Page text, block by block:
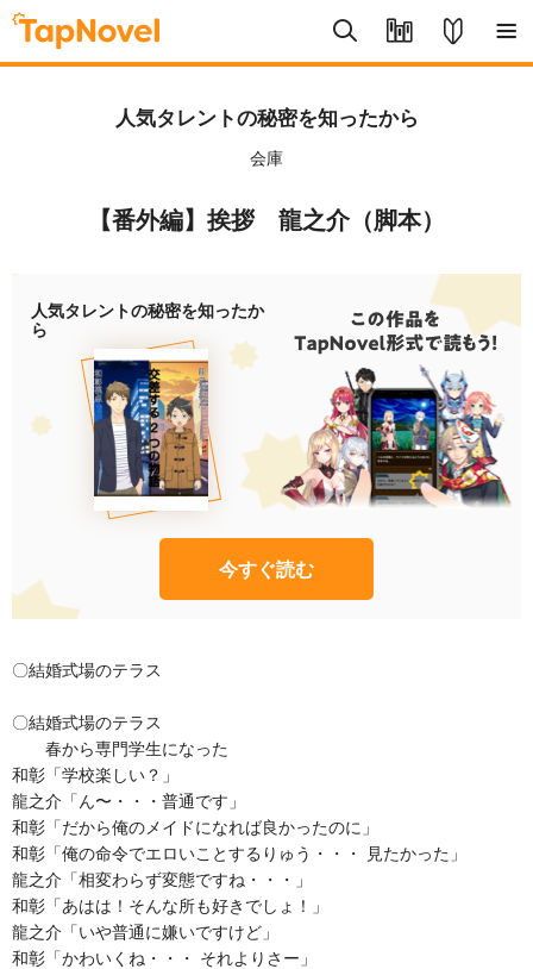
人気タレントの秘密を知ったから
会庫
【番外編】挨拶 龍之介（脚本）
人気タレントの秘密を知ったか
ら
今すぐ読む
〇結婚式場のテラス
〇結婚式場のテラス
春から専門学生になった
和彰「学校楽しい？」
龍之介「ん〜・・・普通です」
和彰「だから俺のメイドになれば良かったのに」
和彰「俺の命令でエロいことするりゅう・・・ 見たかった」
龍之介「相変わらず変態ですね・・・」
和彰「あはは！そんな所も好きでしょ！」
龍之介「いや普通に嫌いですけど」
和彰「かわいくね・・・ それよりさー」